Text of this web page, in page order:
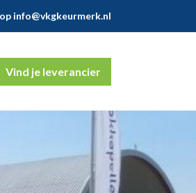
info@vkgkeurmerk.nl
Vind je leverancier